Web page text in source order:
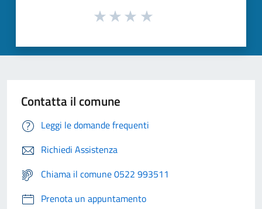
Contatta il comune
Leggi le domande frequenti
Richiedi Assistenza
Chiama il comune 0522 993511
Prenota un appuntamento